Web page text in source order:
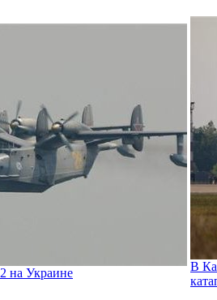
на Украине
В